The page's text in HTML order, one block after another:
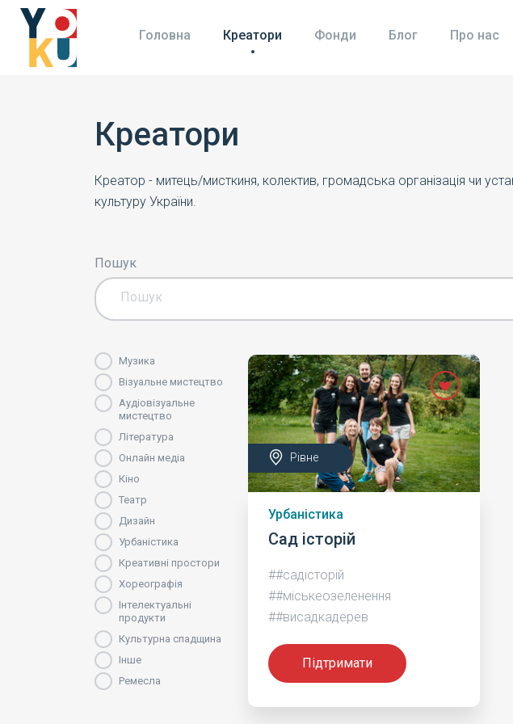
Головна Креатори Фонди Блог Про нас
Креатори
Креатор - митець/мисткиня, колектив, громадська організація чи
культуру України.
Пошук
Музика
Візуальне мистецтво
Аудіовізуальне
мистецтво
Література
Онлайн медіа
Кіно
Театр
Дизайн
Урбаністика
Креативні простори
Хореографія
Інтелектуальні
продукти
Культурна спадщина
Інше
Ремесла
Рівне
Урбаністика
Сад історій
##садісторій
##міськеозеленення
##висадкадерев
Підтримати